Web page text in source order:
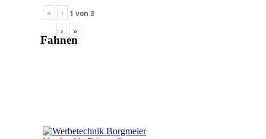
« ‹ 1 von3
›
»
Fahnen